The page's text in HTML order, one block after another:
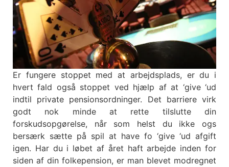
Er fungere stoppet med at arbejdsplads, er du i
hvert fald også stoppet ved hjælp af at ‘give ‘ud
indtil private pensionsordninger. Det barriere virk
godt nok minde at rette tilslutte din
forskudsopgørelse, når som helst du ikke ogs
bersærk sætte på spil at have fo ‘give ‘ud afgift
igen. Har du i løbet af året haft arbejde inden for
siden af din folkepension, er man blevet modregnet